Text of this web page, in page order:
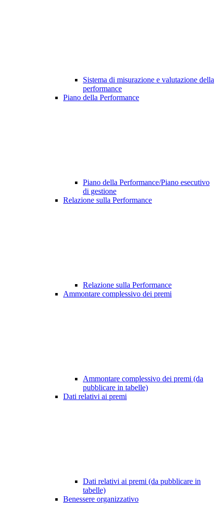
Sistema di misurazione e valutazione della
performance
Piano della Performance
Piano della Performance/Piano esecutivo
di gestione
Relazione sulla Performance
Relazione sulla Performance
Ammontare complessivo dei premi
Ammontare complessivo dei premi (da
pubblicare in tabelle)
Dati relativi ai premi
Dati relativi ai premi (da pubblicare in
tabelle)
Benessere organizzativo